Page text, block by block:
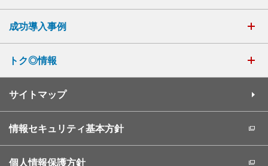
成功導入事例
トク◎情報
サイトマップ
情報セキュリティ基本方針
個人情報保護方針